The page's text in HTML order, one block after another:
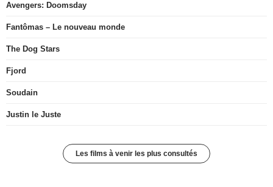
Avengers: Doomsday
Fantômas – Le nouveau monde
The Dog Stars
Fjord
Soudain
Justin le Juste
Les films à venir les plus consultés